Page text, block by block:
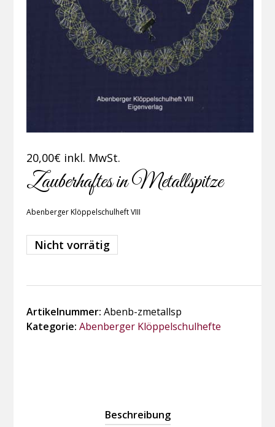
20,00€ inkl. MwSt.
Zauberhaftes in Metallspitze
Abenberger Klöppelschulheft VIII
Nicht vorrätig
Artikelnummer: Abenb-zmetallsp
Kategorie: Abenberger Klöppelschulhefte
Beschreibung